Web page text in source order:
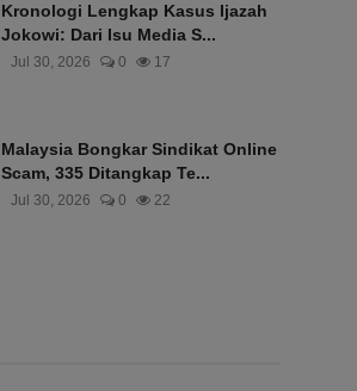
Kronologi Lengkap Kasus Ijazah
Jokowi: Dari Isu Media S...
Jul 30, 2026 0 17
Malaysia Bongkar Sindikat Online
Scam, 335 Ditangkap Te...
Jul 30, 2026 0 22